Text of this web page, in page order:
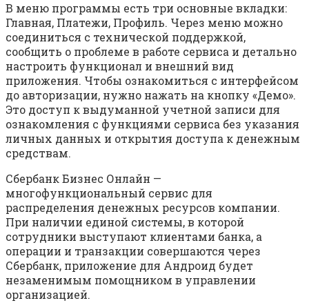
В меню программы есть три основные вкладки:
Главная, Платежи, Профиль. Через меню можно
соединиться с технической поддержкой,
сообщить о проблеме в работе сервиса и детально
настроить функционал и внешний вид
приложения. Чтобы ознакомиться с интерфейсом
до авторизации, нужно нажать на кнопку «Демо».
Это доступ к выдуманной учетной записи для
ознакомления с функциями сервиса без указания
личных данных и открытия доступа к денежным
средствам.
Сбербанк Бизнес Онлайн —
многофункциональный сервис для
распределения денежных ресурсов компании.
При наличии единой системы, в которой
сотрудники выступают клиентами банка, а
операции и транзакции совершаются через
Сбербанк, приложение для Андроид будет
незаменимым помощником в управлении
организацией.